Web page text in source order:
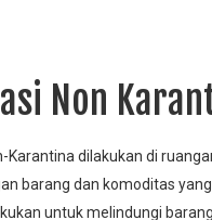
Non
Karantina dilakukan di
barang dan komoditas yang
untuk melindungi